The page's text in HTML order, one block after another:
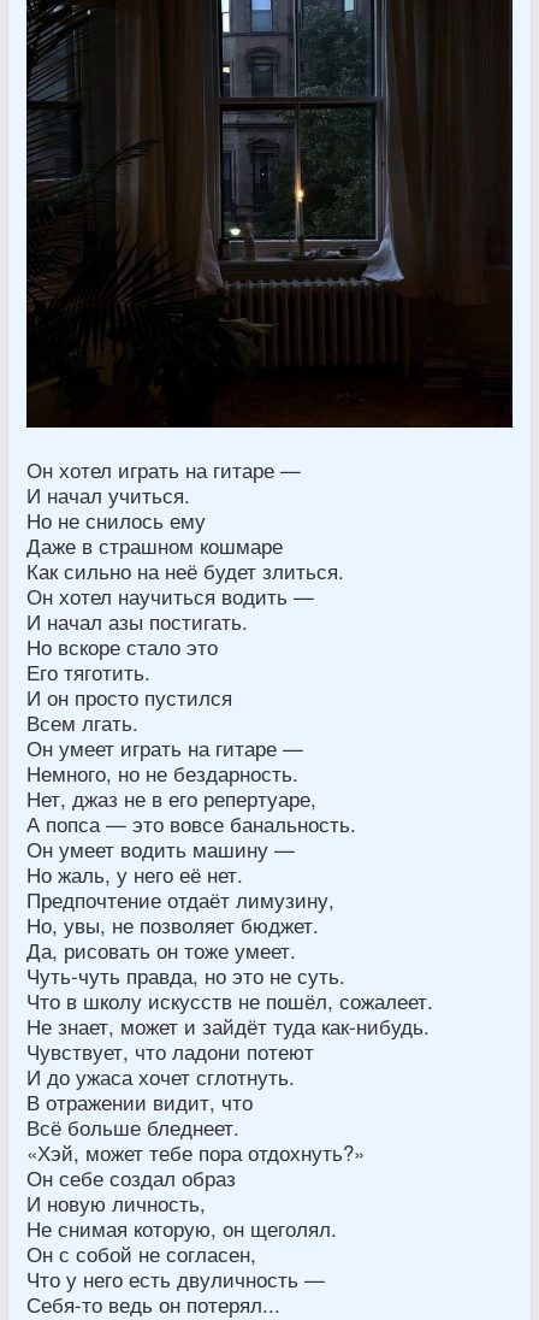
Он хотел играть на гитаре —
И начал учиться.
Но не снилось ему
Даже в страшном кошмаре
Как сильно на неё будет злиться.
Он хотел научиться водить —
И начал азы постигать.
Но вскоре стало это
Его тяготить.
И он просто пустился
Всем лгать.
Он умеет играть на гитаре —
Немного, но не бездарность.
Нет, джаз не в его репертуаре,
А попса — это вовсе банальность.
Он умеет водить машину —
Но жаль, у него её нет.
Предпочтение отдаёт лимузину,
Но, увы, не позволяет бюджет.
Да, рисовать он тоже умеет.
Чуть-чуть правда, но это не суть.
Что в школу искусств не пошёл, сожалеет.
Не знает, может и зайдёт туда как-нибудь.
Чувствует, что ладони потеют
И до ужаса хочет сглотнуть.
В отражении видит, что
Всё больше бледнеет.
«Хэй, может тебе пора отдохнуть?»
Он себе создал образ
И новую личность,
Не снимая которую, он щеголял.
Он с собой не согласен,
Что у него есть двуличность —
Себя-то ведь он потерял...